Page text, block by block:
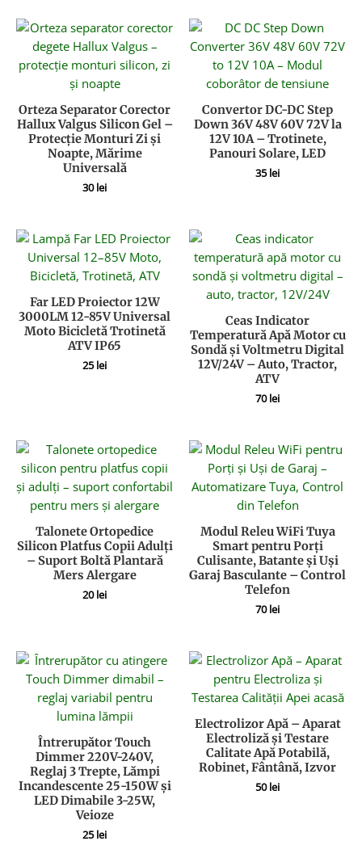
Orteza Separator Corector
Hallux Valgus Silicon Gel –
Protecție Monturi Zi și
Noapte, Mărime
Universală
30lei
Convertor DC-DC Step
Down 36V 48V 60V 72V la
12V 10A – Trotinete,
Panouri Solare, LED
35lei
Far LED Proiector 12W
3000LM 12-85V Universal
Moto Bicicletă Trotinetă
ATV IP65
25lei
Ceas Indicator
Temperatură Apă Motor cu
Sondă și Voltmetru Digital
12V/24V – Auto, Tractor,
ATV
70lei
Talonete Ortopedice
Silicon Platfus Copii Adulți
– Suport Boltă Plantară
Mers Alergare
20lei
Modul Releu WiFi Tuya
Smart pentru Porți
Culisante, Batante și Uși
Garaj Basculante – Control
Telefon
70lei
Întrerupător Touch
Dimmer 220V-240V,
Reglaj 3 Trepte, Lămpi
Incandescente 25-150W și
LED Dimabile 3-25W,
Veioze
25lei
Electrolizor Apă – Aparat
Electroliză și Testare
Calitate Apă Potabilă,
Robinet, Fântână, Izvor
50lei